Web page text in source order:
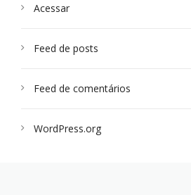
Acessar
Feed de posts
Feed de comentários
WordPress.org